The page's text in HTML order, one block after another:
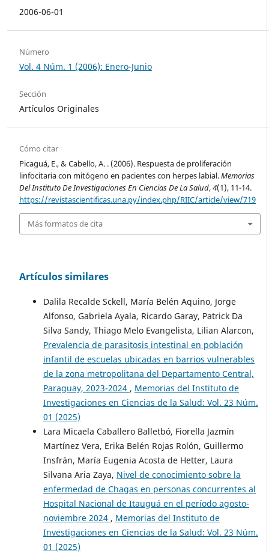
2006-06-01
Número
Vol. 4 Núm. 1 (2006): Enero-Junio
Sección
Artículos Originales
Cómo citar
Picaguá, E., & Cabello, A. . (2006). Respuesta de proliferación
linfocitaria con mitógeno en pacientes con herpes labial.Memorias
Del Instituto De Investigaciones En Ciencias De La Salud,4(1), 11-14.
https://revistascientificas.una.py/index.php/RIIC/article/view/719
Más formatos de cita
Artículos similares
Dalila Recalde Sckell, María Belén Aquino, Jorge
Alfonso, Gabriela Ayala, Ricardo Garay, Patrick Da
Silva Sandy, Thiago Melo Evangelista, Lilian Alarcon,
Prevalencia de parasitosis intestinal en población
infantil de escuelas ubicadas en barrios vulnerables
de la zona metropolitana del Departamento Central,
Paraguay, 2023-2024 , Memorias del Instituto de
Investigaciones en Ciencias de la Salud: Vol. 23 Núm.
01 (2025)
Lara Micaela Caballero Balletbó, Fiorella Jazmín
Martínez Vera, Erika Belén Rojas Rolón, Guillermo
Insfrán, María Eugenia Acosta de Hetter, Laura
Silvana Aria Zaya, Nivel de conocimiento sobre la
enfermedad de Chagas en personas concurrentes al
Hospital Nacional de Itauguá en el período agosto-
noviembre 2024 , Memorias del Instituto de
Investigaciones en Ciencias de la Salud: Vol. 23 Núm.
01 (2025)